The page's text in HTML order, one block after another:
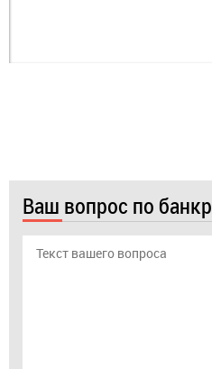
Ваш вопрос по